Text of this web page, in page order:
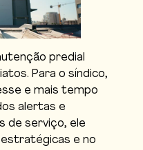
predial
Para o síndico,
e mais tempo
alertas e
de serviço, ele
e no